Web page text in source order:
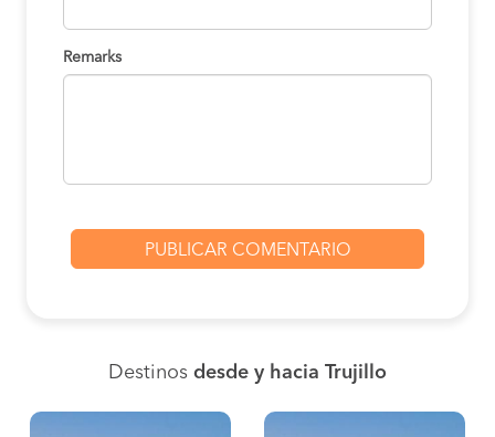
Remarks
Destinos desde y hacia Trujillo